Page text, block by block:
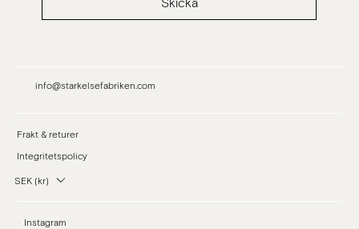
Skicka
info@starkelsefabriken.com
Integritetspolicy
Frakt & returer
Instagram
SEK (kr)